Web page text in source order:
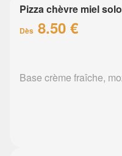
Pizza chèvre miel solo
Dès 8.50 €
Base crème fraîche,